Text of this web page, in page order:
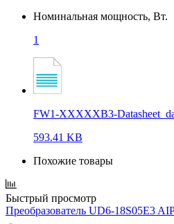
Номинальная мощность, Вт.
1
FW1-XXXXXB3-
593.41 KB
Похожие товары
Быстрый просмотр
Преобразователь UD6-18S05E3